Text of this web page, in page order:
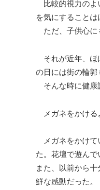
比較的視力のよ
を気にすること
ただ、子供心に
それが近年、ほ
の日には街の輪郭
そんな時に健康
メガネをかける
メガネをかけて
た。花壇で遊ん
また、以前から
鮮な感動だった。